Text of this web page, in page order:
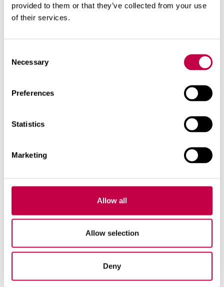
provided to them or that they’ve collected from your use
of their services.
Selection
Necessary
Preferences
Statistics
Marketing
Allow all
Allow selection
Deny
hajuttomaan ulkohuussiin.
helposti myös keittiön biojätteet.
Lue lisää aiheista